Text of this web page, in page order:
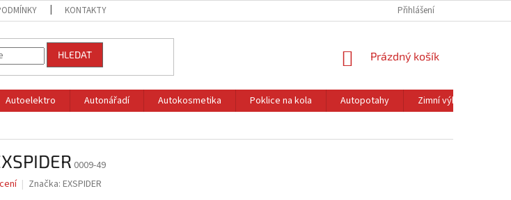
KONTAKTY Přihlášení
HLEDAT
NÁKUPNÍ
Prázdný košík
Autoelektro Autonářadí Autokosmetika Poklice na kola Autopotahy Zimní výbava
0009-49
Značka: EXSPIDER